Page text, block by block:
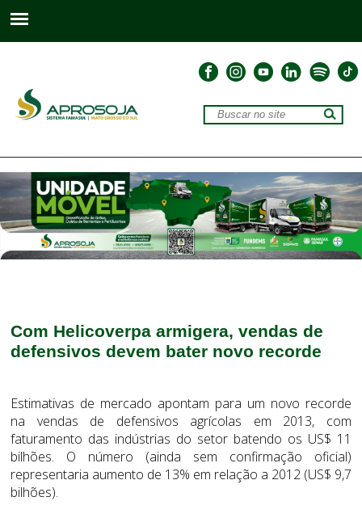
Com Helicoverpa armigera, vendas de
defensivos devem bater novo recorde
Estimativas de mercado apontam para um novo recorde
na vendas de defensivos agrícolas em 2013, com
faturamento das indústrias do setor batendo os US$ 11
bilhões. O número (ainda sem confirmação oficial)
representaria aumento de 13% em relação a 2012 (US$ 9,7
bilhões).